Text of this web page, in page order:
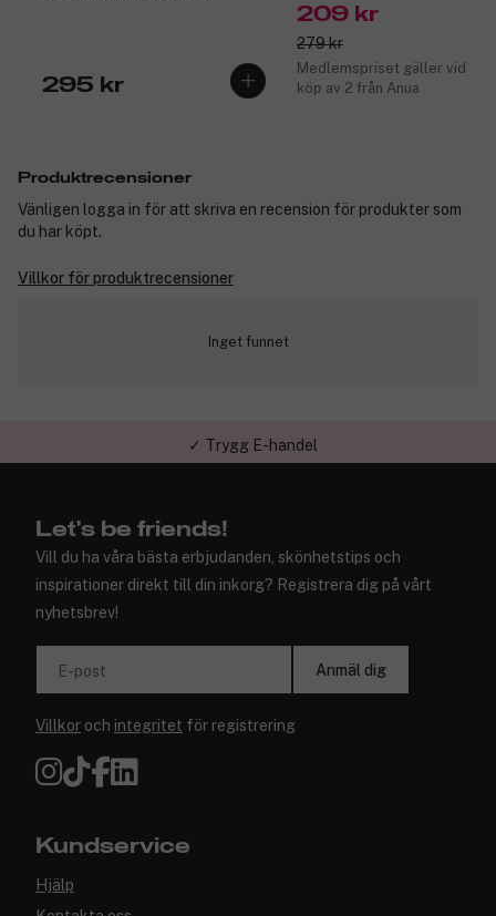
295 kr
209 kr
279 kr
Medlemspriset gäller vid
köp av 2 från Anua
Produktrecensioner
Vänligen logga in för att skriva en recension för produkter som
du har köpt.
Villkor för produktrecensioner
Inget funnet
✓ Trygg E-handel
Let's be friends!
Vill du ha våra bästa erbjudanden, skönhetstips och
inspirationer direkt till din inkorg? Registrera dig på vårt
nyhetsbrev!
E-post Anmäl dig
Villkor och integritet för registrering
Kundservice
Hjälp